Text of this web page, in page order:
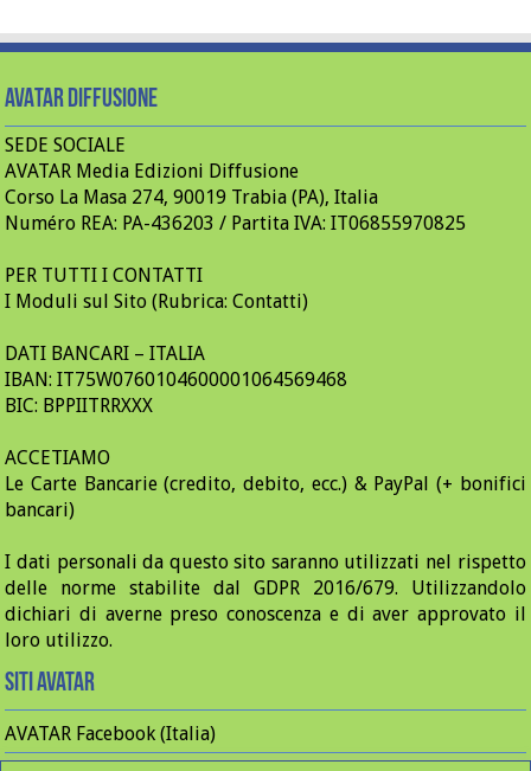
AVATAR Diffusione
SEDE SOCIALE
AVATAR Media Edizioni Diffusione
Corso La Masa 274, 90019 Trabia (PA), Italia
Numéro REA: PA-436203 / Partita IVA: IT06855970825
PER TUTTI I CONTATTI
I Moduli sul Sito (Rubrica: Contatti)
DATI BANCARI – ITALIA
IBAN: IT75W0760104600001064569468
BIC: BPPIITRRXXX
ACCETIAMO
Le Carte Bancarie (credito, debito, ecc.) & PayPal (+ bonifici
bancari)
I dati personali da questo sito saranno utilizzati nel rispetto
delle norme stabilite dal GDPR 2016/679. Utilizzandolo
dichiari di averne preso conoscenza e di aver approvato il
loro utilizzo.
Siti Avatar
AVATAR Facebook (Italia)